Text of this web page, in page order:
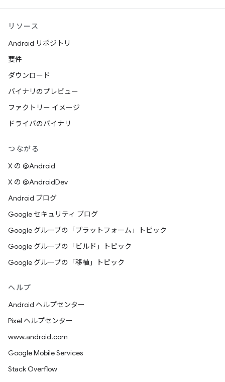
リソース
Android リポジトリ
要件
ダウンロード
バイナリのプレビュー
ファクトリー イメージ
ドライバのバイナリ
つながる
X の @Android
X の @AndroidDev
Android ブログ
Google セキュリティ ブログ
Google グループの「プラットフォーム」トピック
Google グループの「ビルド」トピック
Google グループの「移植」トピック
ヘルプ
Android ヘルプセンター
Pixel ヘルプセンター
www.android.com
Google Mobile Services
Stack Overflow